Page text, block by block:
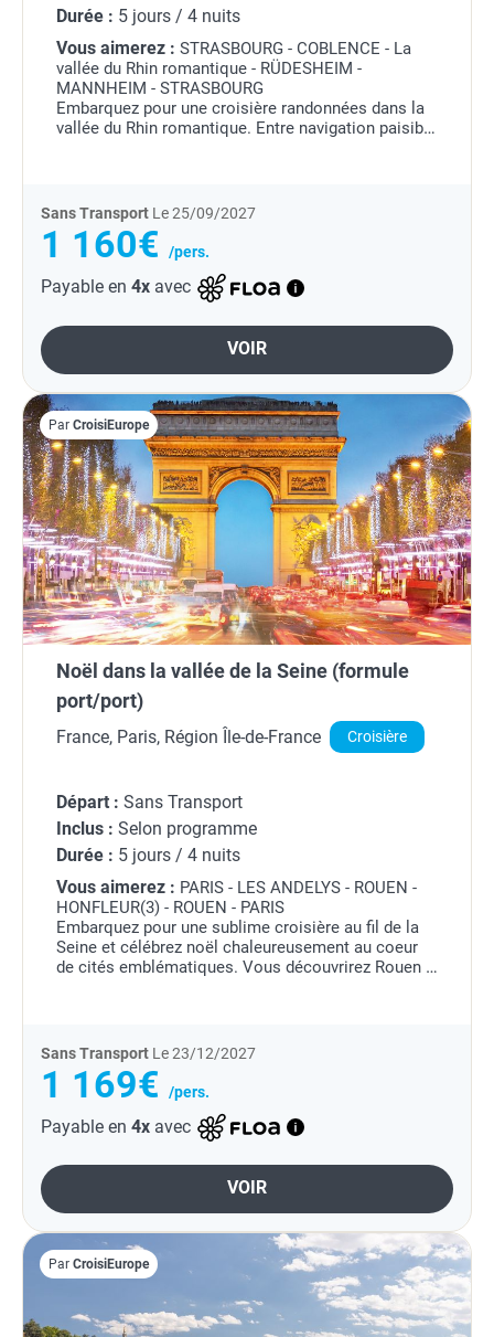
Durée : 5 jours / 4 nuits
Vous aimerez : STRASBOURG - COBLENCE - La
vallée du Rhin romantique - RÜDESHEIM -
MANNHEIM - STRASBOURG
Embarquez pour une croisière randonnées dans la
vallée du Rhin romantique. Entre navigation paisible
Sans Transport Le 25/09/2027
1 160€ /pers.
Payable en 4x avec
VOIR
Par CroisiEurope
Noël dans la vallée de la Seine (formule
port/port)
France, Paris, Région Île-de-France Croisière
Départ : Sans Transport
Inclus : Selon programme
Durée : 5 jours / 4 nuits
Vous aimerez : PARIS - LES ANDELYS - ROUEN -
HONFLEUR(3) - ROUEN - PARIS
Embarquez pour une sublime croisière au fil de la
Seine et célébrez noël chaleureusement au coeur
de cités emblématiques. Vous découvrirez Rouen :
Sans Transport Le 23/12/2027
1 169€ /pers.
Payable en 4x avec
VOIR
Par CroisiEurope